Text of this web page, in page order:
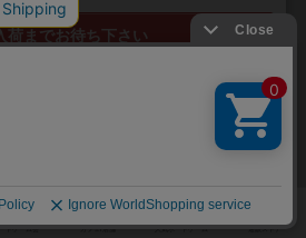
荷までお待ち下さい
Go Go City